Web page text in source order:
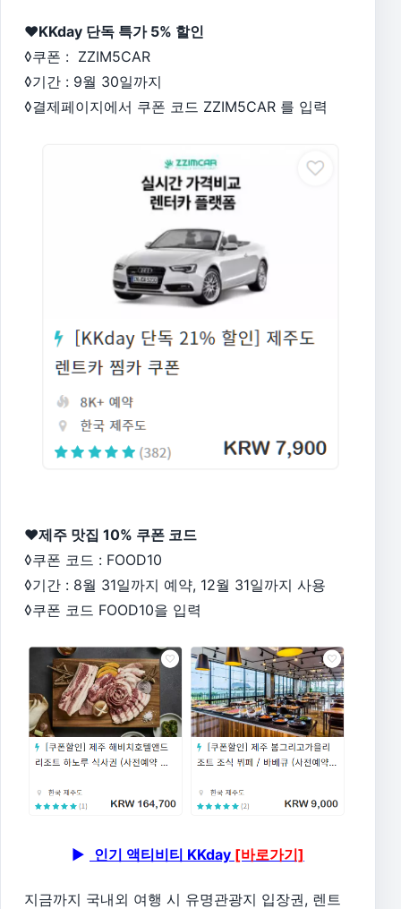
♥KKday 단독 특가 5% 할인
◊쿠폰 : ZZIM5CAR
◊기간 : 9월 30일까지
◊결제페이지에서 쿠폰 코드 ZZIM5CAR 를 입력
♥제주 맛집 10% 쿠폰 코드
◊쿠폰 코드 : FOOD10
◊기간 : 8월 31일까지 예약, 12월 31일까지 사용
◊쿠폰 코드 FOOD10을 입력
▶ 인기 액티비티 KKday [바로가기]
지금까지 국내외 여행 시 유명관광지 입장권, 렌트